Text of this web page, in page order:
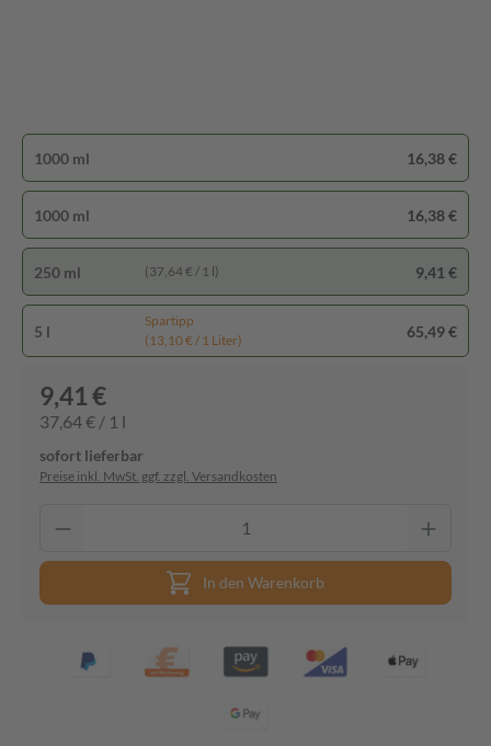
1000 ml 16,38 €
1000 ml 16,38 €
250 ml (37,64 € / 1 l) 9,41 €
5 l
Spartipp
(13,10 € / 1 Liter)
65,49 €
9,41 €
37,64 € / 1 l
sofort lieferbar
Preise inkl. MwSt. ggf. zzgl. Versandkosten
In den Warenkorb